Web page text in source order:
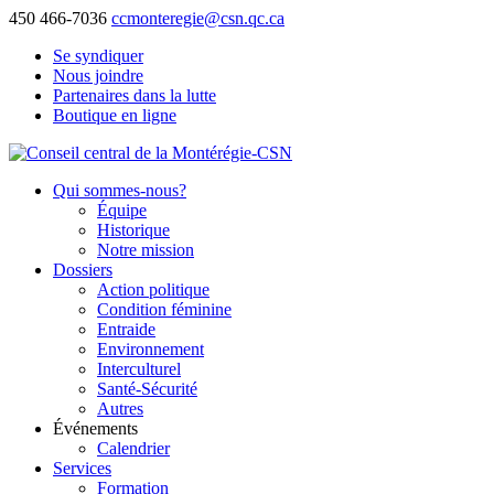
450 466-7036 ccmonteregie@csn.qc.ca
Se syndiquer
Nous joindre
Partenaires dans la lutte
Boutique en ligne
Qui sommes-nous?
Équipe
Historique
Notre mission
Dossiers
Action politique
Condition féminine
Entraide
Environnement
Interculturel
Santé-Sécurité
Autres
Événements
Calendrier
Services
Formation